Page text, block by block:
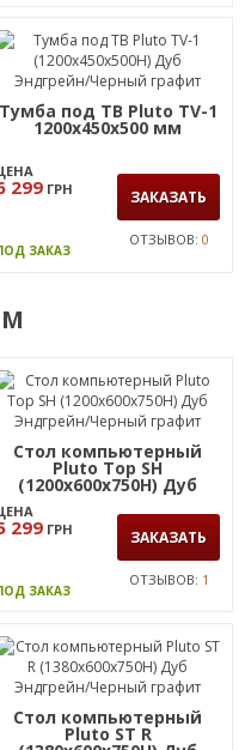
Тумба под ТВ Pluto TV-1
1200х450х500 мм
299 ГРН ЗАКАЗАТЬ
ЗАКАЗ
ОТЗЫВОВ: 0
Стол компьютерный
Pluto Top SH
(1200х600х750Н) Дуб
Эндгрейн/Черный
графит
299 ГРН ЗАКАЗАТЬ
ЗАКАЗ
ОТЗЫВОВ: 1
Стол компьютерный
Pluto ST R